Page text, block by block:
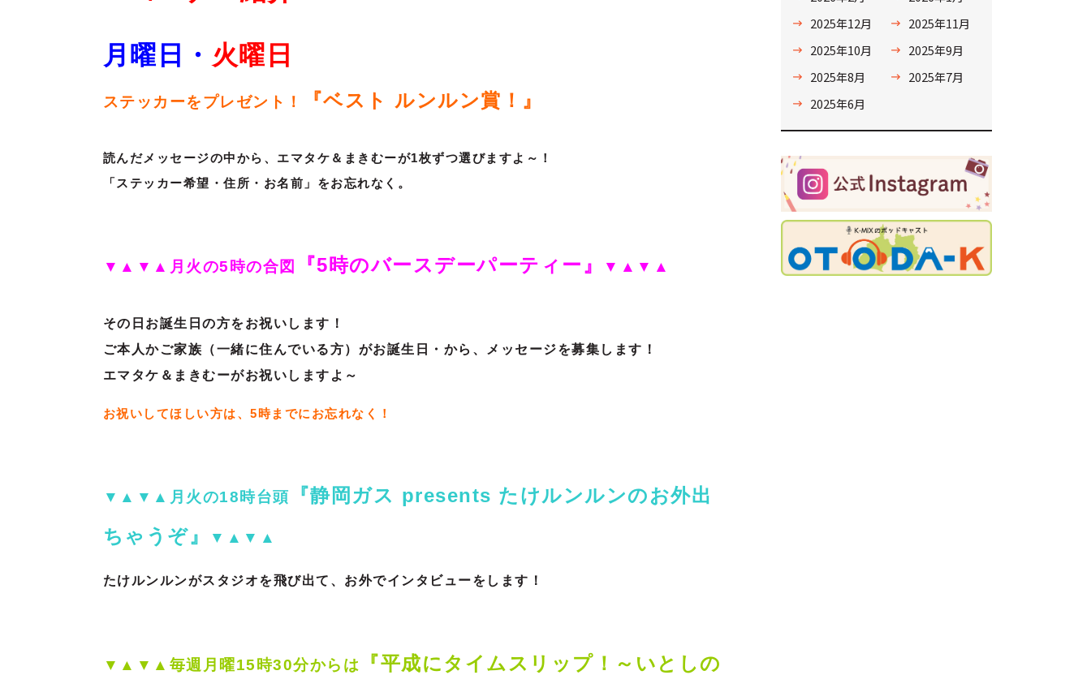
月曜日・ 火 曜日
ステッカーをプレゼント！ 『ベスト ルンルン賞！』
読んだメッセージの中から、エマタケ＆まきむーが1枚ずつ選びますよ～！
「ステッカー希望・住所・お名前」をお忘れなく。
▼▲▼▲月火の5時の合図 『5時のバースデーパーティー』 ▼▲▼▲
その日お誕生日の方をお祝いします！
ご本人かご家族（一緒に住んでいる方）がお誕生日・から、メッセージを募集します！
エマタケ＆まきむーがお祝いしますよ～
お祝いしてほしい方は、5時までにお忘れなく！
▼▲▼▲月火の18時台頭
『静岡ガス presents たけルンルンのお外出
ちゃうぞ』
▼▲▼▲
たけルンルンがスタジオを飛び出て、お外でインタビューをします！
▼▲▼▲毎週月曜15時30分からは
『平成にタイムスリップ！～いとしの
2025年12月
2025年11月
2025年10月
2025年9月
2025年8月
2025年7月
2025年6月